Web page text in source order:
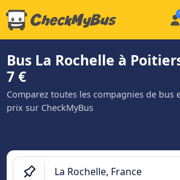
Bus La Rochelle à
7 €
Comparez toutes les compagnies de bus
prix sur CheckMyBus